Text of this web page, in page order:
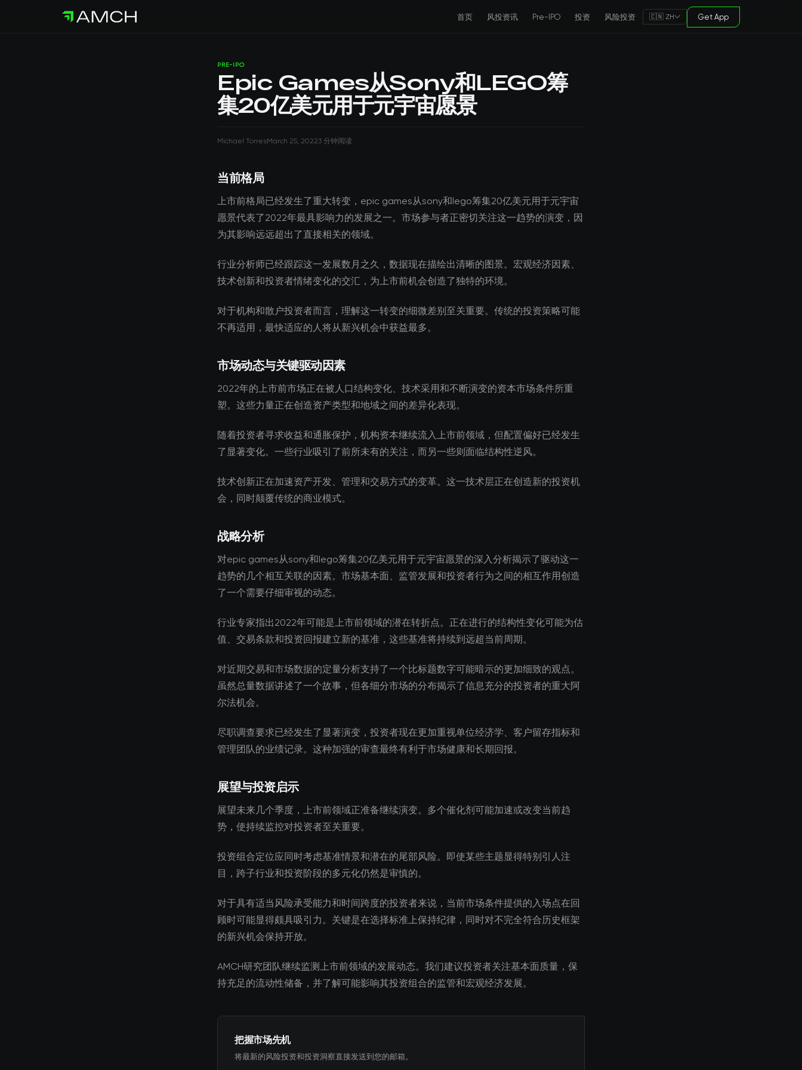
首页 风投资讯 Pre-IPO 投资 风险投资 🇨🇳 ZH Get App
PRE-IPO
Epic Games从Sony和LEGO筹
集20亿美元用于元宇宙愿景
Michael TorresMarch 25, 20223 分钟阅读
当前格局
上市前格局已经发生了重大转变，epic games从sony和lego筹集20亿美元用于元宇宙
愿景代表了2022年最具影响力的发展之一。市场参与者正密切关注这一趋势的演变，因
为其影响远远超出了直接相关的领域。
行业分析师已经跟踪这一发展数月之久，数据现在描绘出清晰的图景。宏观经济因素、
技术创新和投资者情绪变化的交汇，为上市前机会创造了独特的环境。
对于机构和散户投资者而言，理解这一转变的细微差别至关重要。传统的投资策略可能
不再适用，最快适应的人将从新兴机会中获益最多。
市场动态与关键驱动因素
2022年的上市前市场正在被人口结构变化、技术采用和不断演变的资本市场条件所重
塑。这些力量正在创造资产类型和地域之间的差异化表现。
随着投资者寻求收益和通胀保护，机构资本继续流入上市前领域，但配置偏好已经发生
了显著变化。一些行业吸引了前所未有的关注，而另一些则面临结构性逆风。
技术创新正在加速资产开发、管理和交易方式的变革。这一技术层正在创造新的投资机
会，同时颠覆传统的商业模式。
战略分析
对epic games从sony和lego筹集20亿美元用于元宇宙愿景的深入分析揭示了驱动这一
趋势的几个相互关联的因素。市场基本面、监管发展和投资者行为之间的相互作用创造
了一个需要仔细审视的动态。
行业专家指出2022年可能是上市前领域的潜在转折点。正在进行的结构性变化可能为估
值、交易条款和投资回报建立新的基准，这些基准将持续到远超当前周期。
对近期交易和市场数据的定量分析支持了一个比标题数字可能暗示的更加细致的观点。
虽然总量数据讲述了一个故事，但各细分市场的分布揭示了信息充分的投资者的重大阿
尔法机会。
尽职调查要求已经发生了显著演变，投资者现在更加重视单位经济学、客户留存指标和
管理团队的业绩记录。这种加强的审查最终有利于市场健康和长期回报。
展望与投资启示
展望未来几个季度，上市前领域正准备继续演变。多个催化剂可能加速或改变当前趋
势，使持续监控对投资者至关重要。
投资组合定位应同时考虑基准情景和潜在的尾部风险。即使某些主题显得特别引人注
目，跨子行业和投资阶段的多元化仍然是审慎的。
对于具有适当风险承受能力和时间跨度的投资者来说，当前市场条件提供的入场点在回
顾时可能显得颇具吸引力。关键是在选择标准上保持纪律，同时对不完全符合历史框架
的新兴机会保持开放。
AMCH研究团队继续监测上市前领域的发展动态。我们建议投资者关注基本面质量，保
持充足的流动性储备，并了解可能影响其投资组合的监管和宏观经济发展。
把握市场先机
将最新的风险投资和投资洞察直接发送到您的邮箱。